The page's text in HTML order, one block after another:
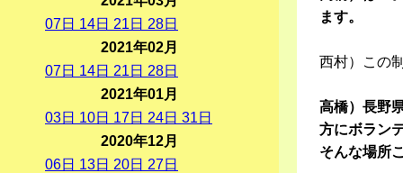
ます。
西村）この
高橋）長野
方にボラン
そんな場所
07日 14日 21 日 28日
2021年02月
07日 14日 21 日 28日
2021年01月
03日 10日 17日 24日 31 日
2020年12月
06日 13日 20日 27日